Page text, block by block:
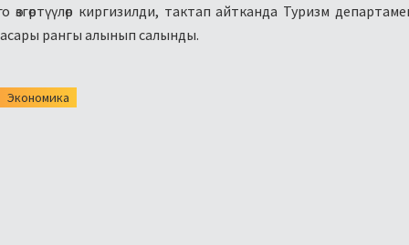
киргизилди, тактап айтканда Туризм
рангы алынып салынды.
Экономика